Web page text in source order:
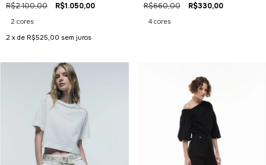
R$2.100,00 R$1.050,00
2 cores
2 x de R$525,00 sem juros
R$660,00 R$330,00
4 cores